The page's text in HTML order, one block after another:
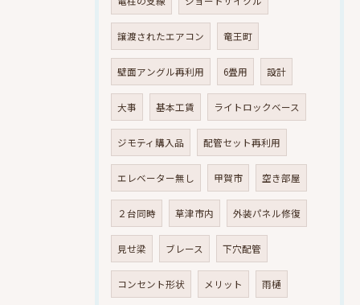
譲渡されたエアコン 竜王町
壁面アングル再利用 6畳用 設計
大事 基本工賃 ライトロックベース
ジモティ購入品 配管セット再利用
エレベーター無し 甲賀市 空き部屋
２台同時 草津市内 外装パネル修復
見せ梁 ブレース 下穴配管
コンセント形状 メリット 雨樋